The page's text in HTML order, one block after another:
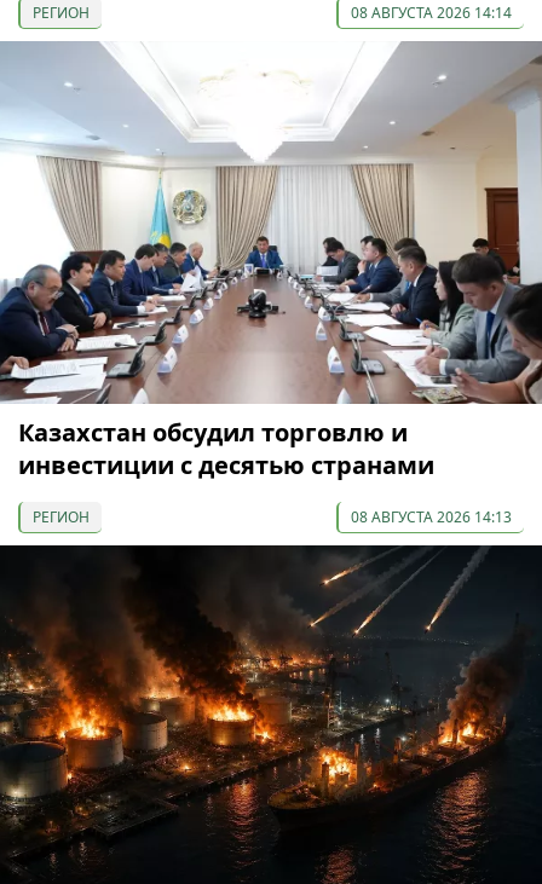
РЕГИОН 08 АВГУСТА 2026 14:14
Казахстан обсудил торговлю и
инвестиции с десятью странами
РЕГИОН 08 АВГУСТА 2026 14:13